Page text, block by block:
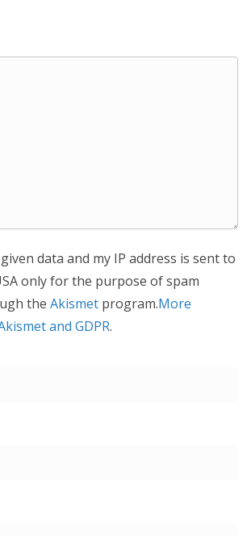
data and my IP address is sent to
only for the purpose of spam
the Akismet program.More
and GDPR.